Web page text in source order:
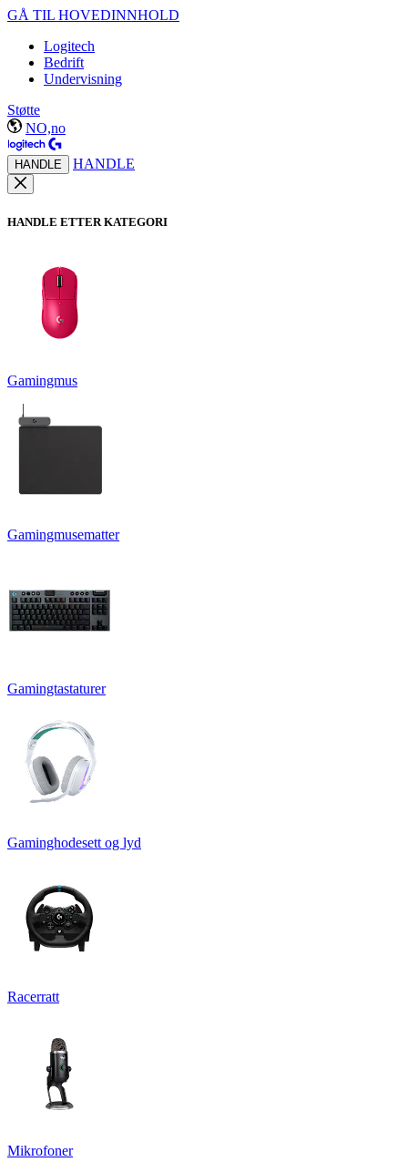
GÅ TIL HOVEDINNHOLD
Logitech
Bedrift
Undervisning
Støtte
NO,no
HANDLE HANDLE
HANDLE ETTER KATEGORI
Gamingmus
Gamingmusematter
Gamingtastaturer
Gaminghodesett og lyd
Racerratt
Mikrofoner